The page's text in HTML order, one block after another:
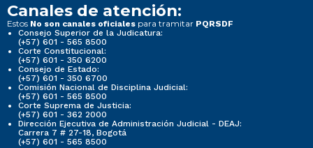
Canales de atención:
Estos No son canales oficiales para tramitar PQRSDF
Consejo Superior de la Judicatura:
(+57) 601 - 565 8500
Corte Constitucional:
(+57) 601 - 350 6200
Consejo de Estado:
(+57) 601 - 350 6700
Comisión Nacional de Disciplina Judicial:
(+57) 601 - 565 8500
Corte Suprema de Justicia:
(+57) 601 - 362 2000
Dirección Ejecutiva de Administración Judicial - DEAJ:
Carrera 7 # 27-18, Bogotá
(+57) 601 - 565 8500